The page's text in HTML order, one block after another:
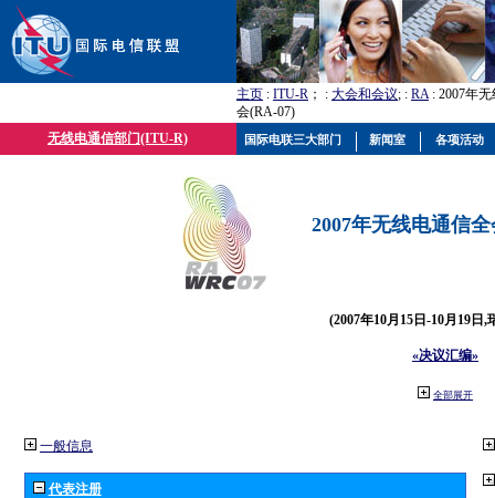
主页 : ITU-R ； : 大会和会议; : RA: 2007年
会(RA-07)
无线电通信部门(ITU-R)
2007年无线电通信
(2007年10月15日-10月19日,
«决议汇编»
全部展开
一般信息
代表注册
国际电联三大部门 新闻室 各项活动